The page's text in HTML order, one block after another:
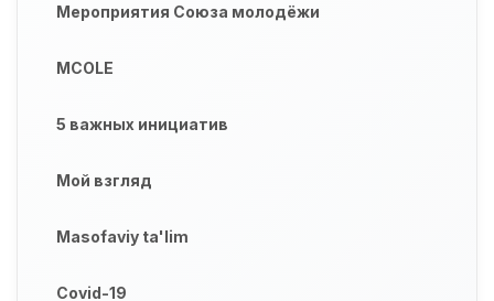
Мероприятия Союза молодёжи
MCOLE
5 важных инициатив
Мой взгляд
Masofaviy ta'lim
Covid-19